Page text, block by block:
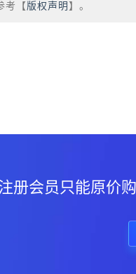
考【 版权声明 】。
册会员只能原价